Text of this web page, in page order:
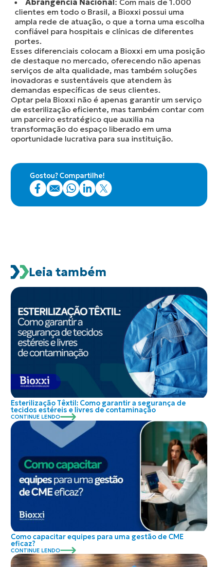
Abrangência Nacional: Com mais de 1.000
clientes em todo o Brasil, a Bioxxi possui uma
ampla rede de atuação, o que a torna uma escolha
confiável para hospitais e clínicas de diferentes
portes.
Esses diferenciais colocam a Bioxxi em uma posição
de destaque no mercado, oferecendo não apenas
serviços de alta qualidade, mas também soluções
inovadoras e sustentáveis que atendem às
demandas específicas de seus clientes.
Optar pela Bioxxi não é apenas garantir um serviço
de esterilização eficiente, mas também contar com
um parceiro estratégico que auxilia na
transformação do espaço liberado em uma
oportunidade lucrativa para sua instituição.
Gostou? Compartilhe!
Leia também
Esterilização Têxtil: Como garantir a segurança de
tecidos estéreis e livres de contaminação
CONTINUE LENDO
Como capacitar equipes para uma gestão de CME
eficaz?
CONTINUE LENDO